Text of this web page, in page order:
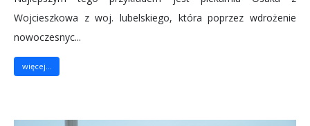
Wojcieszkowa z woj. lubelskiego, która poprzez wdrożenie
nowoczesnyc...
więcej...